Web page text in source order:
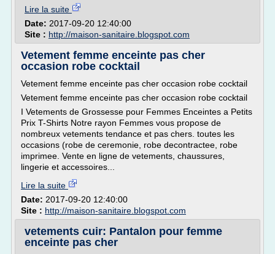
Lire la suite
Date: 2017-09-20 12:40:00
Site : http://maison-sanitaire.blogspot.com
Vetement femme enceinte pas cher
occasion robe cocktail
Vetement femme enceinte pas cher occasion robe cocktail
Vetement femme enceinte pas cher occasion robe cocktail
I Vetements de Grossesse pour Femmes Enceintes a Petits
Prix T-Shirts Notre rayon Femmes vous propose de
nombreux vetements tendance et pas chers. toutes les
occasions (robe de ceremonie, robe decontractee, robe
imprimee. Vente en ligne de vetements, chaussures,
lingerie et accessoires...
Lire la suite
Date: 2017-09-20 12:40:00
Site : http://maison-sanitaire.blogspot.com
vetements cuir: Pantalon pour femme
enceinte pas cher